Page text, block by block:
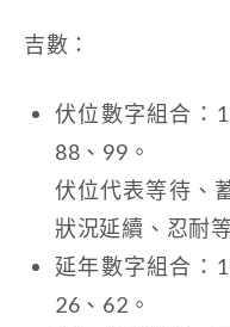
吉數：
伏位數字組合：
88、99。
伏位代表等待、
狀況延續、忍耐
延年數字組合：
26、62。